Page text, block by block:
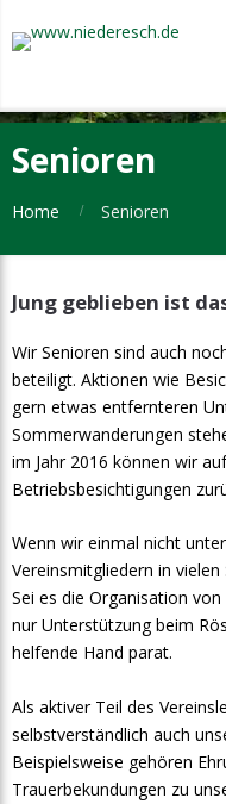
Senioren
Home Senioren
Jung geblieben ist
Wir Senioren sind auch
beteiligt. Aktionen wie
gern etwas entfernteren
Sommerwanderungen
im Jahr 2016 können wir
Betriebsbesichtigungen
Wenn wir einmal nicht
Vereinsmitgliedern in
Sei es die Organisation
nur Unterstützung beim
helfende Hand parat.
Als aktiver Teil des
selbstverständlich auch
Beispielsweise gehören
Trauerbekundungen zu